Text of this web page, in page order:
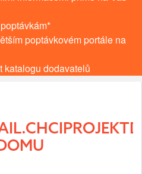
poptávkovém portále na
katalogu dodavatelů